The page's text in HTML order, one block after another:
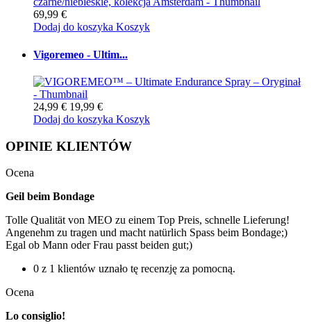
69,99 €
Dodaj do koszyka Koszyk
Vigoremeo - Ultim...
24,99 € 19,99 €
Dodaj do koszyka Koszyk
OPINIE KLIENTÓW
Ocena
Geil beim Bondage
Tolle Qualität von MEO zu einem Top Preis, schnelle Lieferung!
Angenehm zu tragen und macht natürlich Spass beim Bondage;)
Egal ob Mann oder Frau passt beiden gut;)
0 z 1 klientów uznało tę recenzję za pomocną.
Ocena
Lo consiglio!